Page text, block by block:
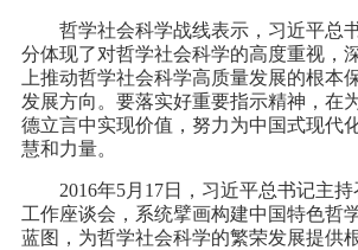
哲学社会科学战线表示，习近平总
分体现了对哲学社会科学的高度重视，
上推动哲学社会科学高质量发展的根本
发展方向。要落实好重要指示精神，在
德立言中实现价值，努力为中国式现代
慧和力量。
2016年5月17日，习近平总书记主
工作座谈会，系统擘画构建中国特色哲
蓝图，为哲学社会科学的繁荣发展提供